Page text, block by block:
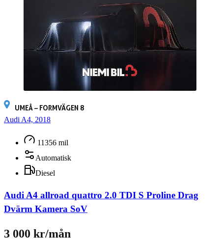
UMEÅ – FORMVÄGEN 8
Audi A4, 2018
11356 mil
Automatisk
Diesel
Audi A4 allroad quattro 2.0 TDI S Proline Drag
Dvärm Kamera SoV
3 000 kr/mån